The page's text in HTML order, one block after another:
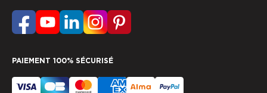
PAIEMENT 100% SÉCURISÉ